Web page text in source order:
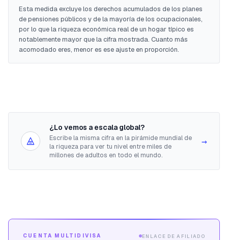
Esta medida excluye los derechos acumulados de los planes
de pensiones públicos y de la mayoría de los ocupacionales,
por lo que la riqueza económica real de un hogar típico es
notablemente mayor que la cifra mostrada. Cuanto más
acomodado eres, menor es ese ajuste en proporción.
¿Lo vemos a escala global?
Escribe la misma cifra en la pirámide mundial de
la riqueza para ver tu nivel entre miles de
millones de adultos en todo el mundo.
→
CUENTA MULTIDIVISA ENLACE DE AFILIADO